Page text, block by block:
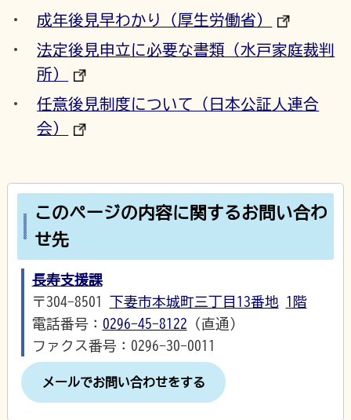
成年後見早わかり（厚生労働省）
法定後見申立に必要な書類（水戸家庭裁判
所）
任意後見制度について（日本公証人連合
会）
このページの内容に関するお問い合わ
せ先
長寿支援課
〒304-8501 下妻市本城町三丁目13番地 1階
電話番号： 0296-45-8122 （直通）
ファクス番号：0296-30-0011
メールでお問い合わせをする